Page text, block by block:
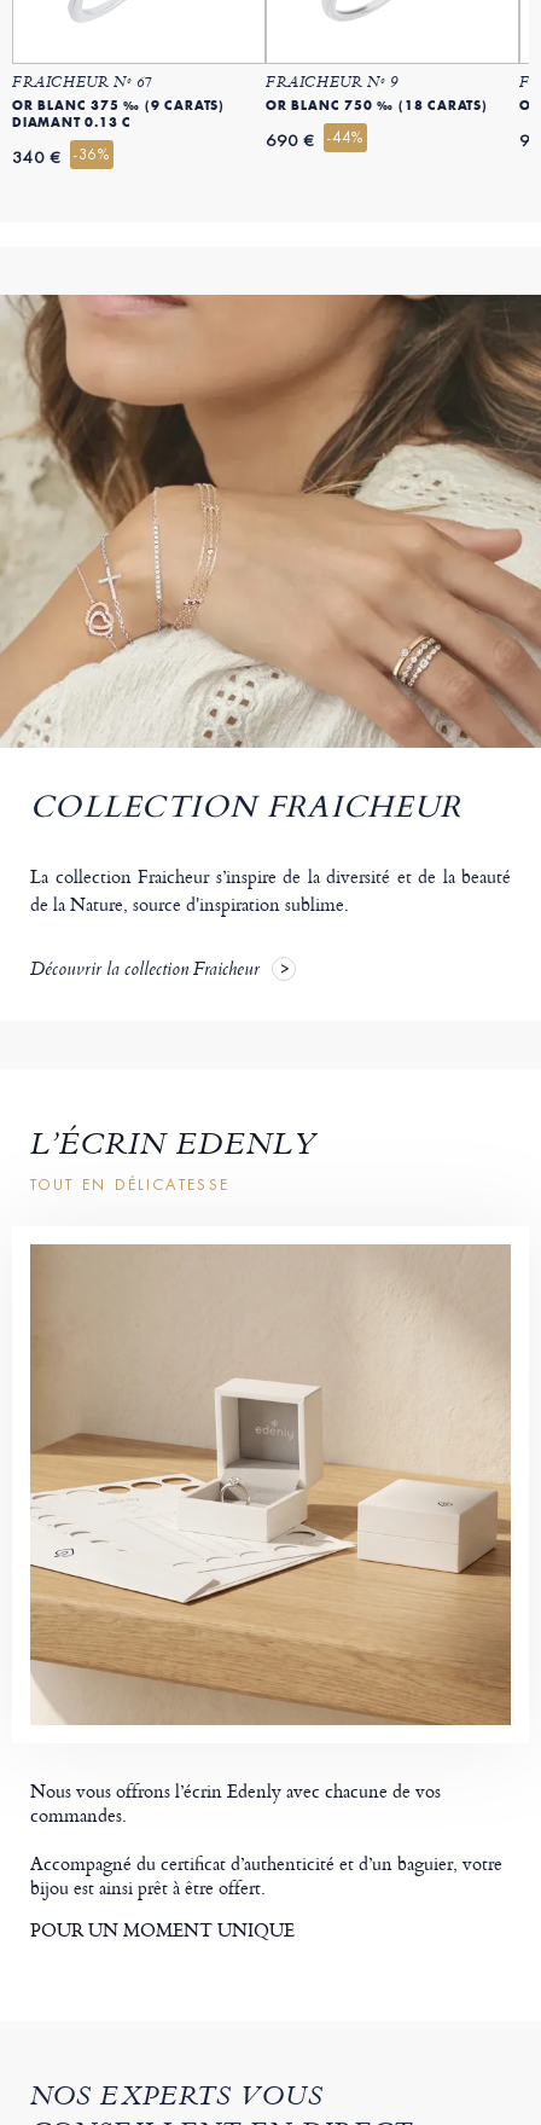
FRAICHEUR Nº 67
OR BLANC 375 ‰ (9 CARATS)
DIAMANT 0.13 C
340 € -36%
FRAICHEUR Nº 9
OR BLANC 750 ‰ (18 CARATS)
690 € -44%
COLLECTION FRAICHEUR
La collection Fraicheur s’inspire de la diversité et de la beauté
de la Nature, source d'inspiration sublime.
Découvrir la collection Fraicheur
L’ÉCRIN EDENLY
TOUT EN DÉLICATESSE
Nous vous offrons l’écrin Edenly avec chacune de vos
commandes.
Accompagné du certificat d’authenticité et d’un baguier, votre
bijou est ainsi prêt à être offert.
POUR UN MOMENT UNIQUE
NOS EXPERTS VOUS